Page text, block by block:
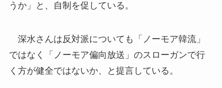
うか」と、自制を促している。
深水さんは反対派についても「ノーモア韓流」
ではなく「ノーモア偏向放送」のスローガンで行
く方が健全ではないか、と提言している。